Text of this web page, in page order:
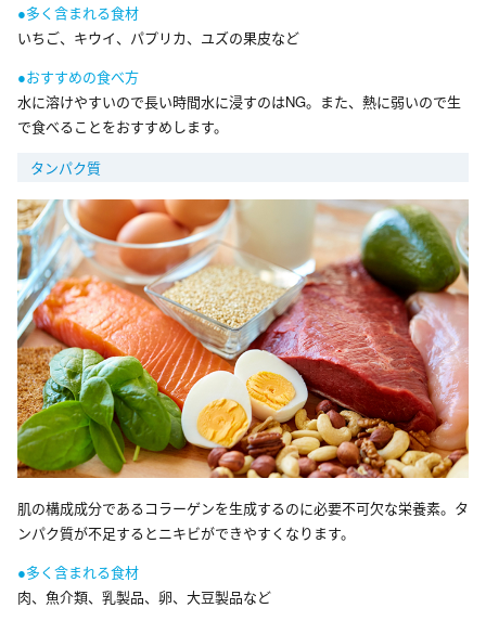
●多く含まれる食材
いちご、キウイ、パプリカ、ユズの果皮など
●おすすめの食べ方
水に溶けやすいので長い時間水に浸すのはNG。また、熱に弱いので生
で食べることをおすすめします。
タンパク質
肌の構成成分であるコラーゲンを生成するのに必要不可欠な栄養素。タ
ンパク質が不足するとニキビができやすくなります。
●多く含まれる食材
肉、魚介類、乳製品、卵、大豆製品など